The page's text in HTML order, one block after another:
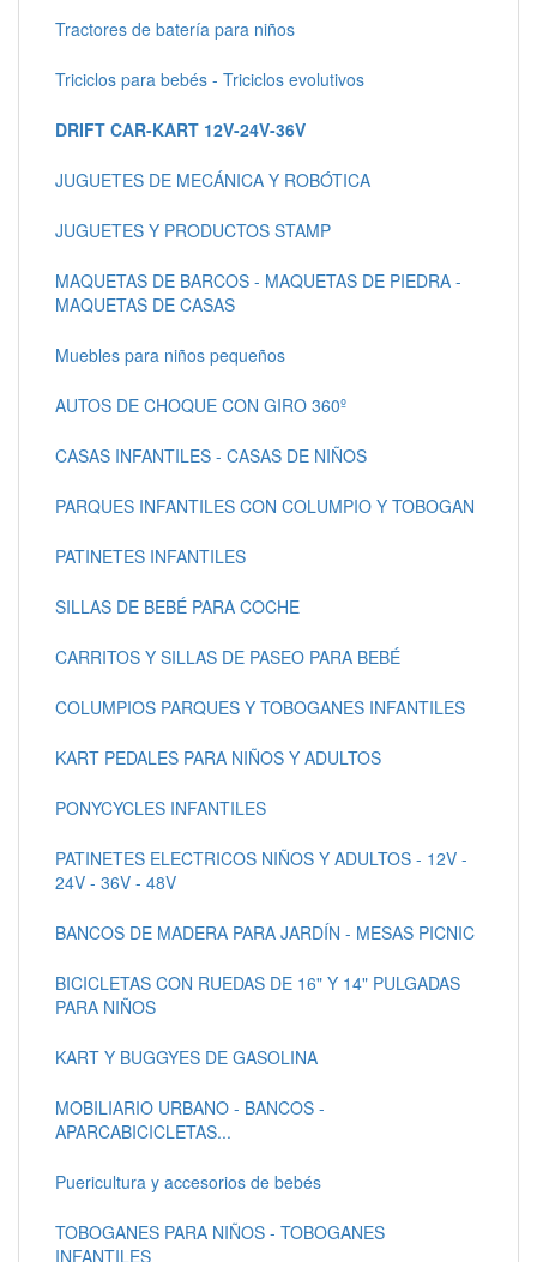
Tractores de batería para niños
Triciclos para bebés - Triciclos evolutivos
DRIFT CAR-KART 12V-24V-36V
JUGUETES DE MECÁNICA Y ROBÓTICA
JUGUETES Y PRODUCTOS STAMP
MAQUETAS DE BARCOS - MAQUETAS DE PIEDRA -
MAQUETAS DE CASAS
Muebles para niños pequeños
AUTOS DE CHOQUE CON GIRO 360º
CASAS INFANTILES - CASAS DE NIÑOS
PARQUES INFANTILES CON COLUMPIO Y TOBOGAN
PATINETES INFANTILES
SILLAS DE BEBÉ PARA COCHE
CARRITOS Y SILLAS DE PASEO PARA BEBÉ
COLUMPIOS PARQUES Y TOBOGANES INFANTILES
KART PEDALES PARA NIÑOS Y ADULTOS
PONYCYCLES INFANTILES
PATINETES ELECTRICOS NIÑOS Y ADULTOS - 12V -
24V - 36V - 48V
BANCOS DE MADERA PARA JARDÍN - MESAS PICNIC
BICICLETAS CON RUEDAS DE 16" Y 14" PULGADAS
PARA NIÑOS
KART Y BUGGYES DE GASOLINA
MOBILIARIO URBANO - BANCOS -
APARCABICICLETAS...
Puericultura y accesorios de bebés
TOBOGANES PARA NIÑOS - TOBOGANES
INFANTILES